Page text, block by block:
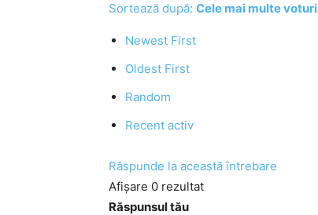
Sortează după: Cele mai multe voturi
Newest First
Oldest First
Random
Recent activ
Răspunde la această întrebare
Afișare 0 rezultat
Răspunsul tău